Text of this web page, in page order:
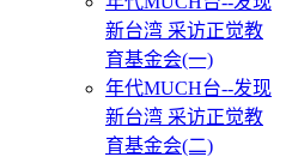
新台湾 采访正觉教
育基金会(一)
年代MUCH台--发现
新台湾 采访正觉教
育基金会(二)